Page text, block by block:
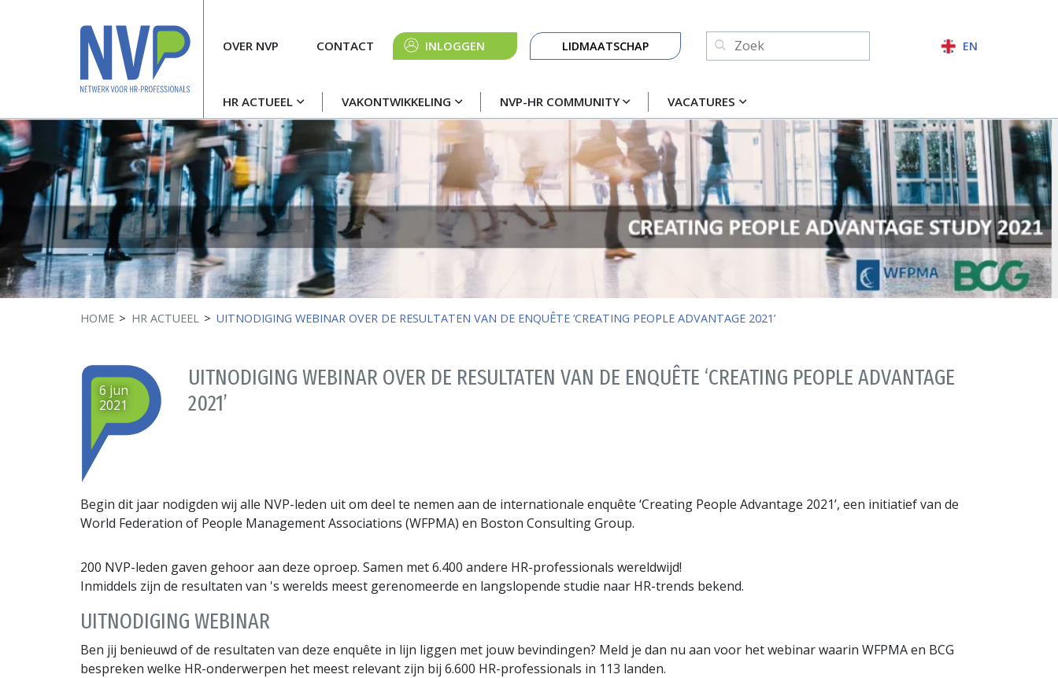
Hoofdnavigatie
HR ACTUEEL VAKONTWIKKELING NVP-HR COMMUNITY VACATURES
MetaOVER NVP CONTACT INLOGGEN
Knop
navigatie
LIDMAATSCHAP Zoeken:
ZOEKEN
EN
HOME HR ACTUEEL UITNODIGING WEBINAR OVER DE RESULTATEN VAN DE ENQUÊTE ‘CREATING PEOPLE ADVANTAGE 2021’
UITNODIGING WEBINAR OVER DE RESULTATEN VAN DE ENQUÊTE ‘CREATING PEOPLE ADVANTAGE
2021’
6 jun
2021
Begin dit jaar nodigden wij alle NVP-leden uit om deel te nemen aan de internationale enquête ‘Creating People Advantage 2021’, een initiatief van de
World Federation of People Management Associations (WFPMA) en Boston Consulting Group.
200 NVP-leden gaven gehoor aan deze oproep. Samen met 6.400 andere HR-professionals wereldwijd!
Inmiddels zijn de resultaten van 's werelds meest gerenomeerde en langslopende studie naar HR-trends bekend.
UITNODIGING WEBINAR
Ben jij benieuwd of de resultaten van deze enquête in lijn liggen met jouw bevindingen? Meld je dan nu aan voor het webinar waarin WFPMA en BCG
bespreken welke HR-onderwerpen het meest relevant zijn bij 6.600 HR-professionals in 113 landen.